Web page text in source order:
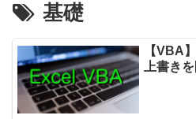
基礎
【VBA
上書き